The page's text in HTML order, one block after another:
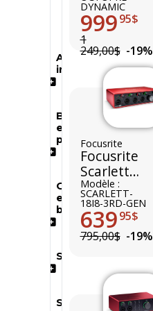
Neuf
Usagé
Autres
instruments
Batterie
et
percussions
Guitares
et
basses
Sonorisation
Synthétiseurs
DYNAMIC
99995$
1
249,00$ -19%
Focusrite
Focusrite
Scarlett
18i8 3rd
Gen
Modèle :
SCARLETT-
18I8-3RD-GEN
63995$
795,00$ -19%